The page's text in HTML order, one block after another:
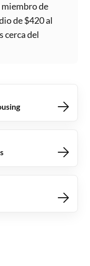
de
de $420 al
cerca del